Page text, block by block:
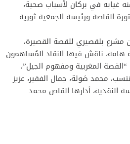
غيابه في بركان لأسباب صحية،
القاصة ورئيسة الجمعية ثورية
مشرع بلقصيري للقصة القصيرة،
هامة، ناقش فيها النقاد المُساهمون
المغربية ومفهوم الجيل”،
محمد صَولة، جمال الفقير، عزيز
النقدية، أدارها القاص محمد